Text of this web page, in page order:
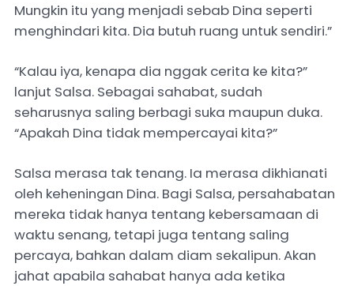
Mungkin itu yang menjadi sebab Dina seperti
menghindari kita. Dia butuh ruang untuk sendiri.”
“Kalau iya, kenapa dia nggak cerita ke kita?”
lanjut Salsa. Sebagai sahabat, sudah
seharusnya saling berbagi suka maupun duka.
“Apakah Dina tidak mempercayai kita?”
Salsa merasa tak tenang. Ia merasa dikhianati
oleh keheningan Dina. Bagi Salsa, persahabatan
mereka tidak hanya tentang kebersamaan di
waktu senang, tetapi juga tentang saling
percaya, bahkan dalam diam sekalipun. Akan
jahat apabila sahabat hanya ada ketika